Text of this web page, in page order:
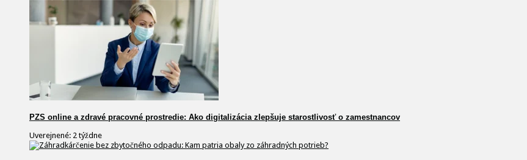
PZS online a zdravé pracovné prostredie: Ako digitalizácia zlepšuje starostlivosť o zamestnancov
Uverejnené: 2 týždne